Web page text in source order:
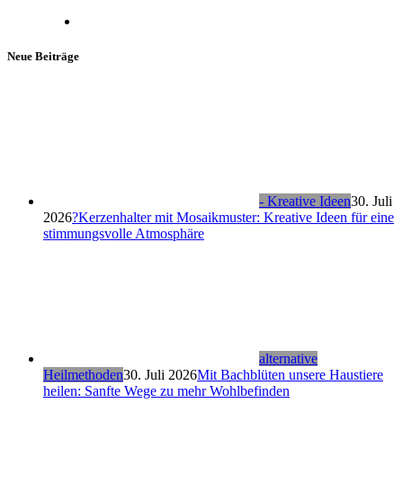
Neue Beiträge
- Kreative Ideen30. Juli
2026?Kerzenhalter mit Mosaikmuster: Kreative Ideen für eine
stimmungsvolle Atmosphäre
alternative
Heilmethoden30. Juli 2026Mit Bachblüten unsere Haustiere
heilen: Sanfte Wege zu mehr Wohlbefinden